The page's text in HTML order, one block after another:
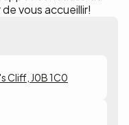
vous accueillir!
Cliff, J0B 1C0